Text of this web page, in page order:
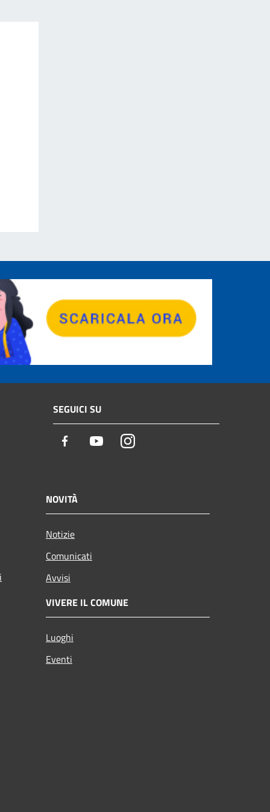
SEGUICI SU
Facebook YoutubeInstagram
NOVITÀ
Notizie
Comunicati
Avvisi
VIVERE IL COMUNE
Luoghi
Eventi